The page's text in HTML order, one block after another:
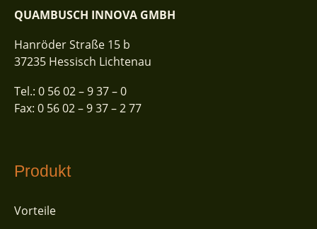
QUAMBUSCH INNOVA GMBH
Hanröder Straße 15 b
37235 Hessisch Lichtenau
Tel.: 0 56 02 – 9 37 – 0
Fax: 0 56 02 – 9 37 – 2 77
Produkt
Vorteile